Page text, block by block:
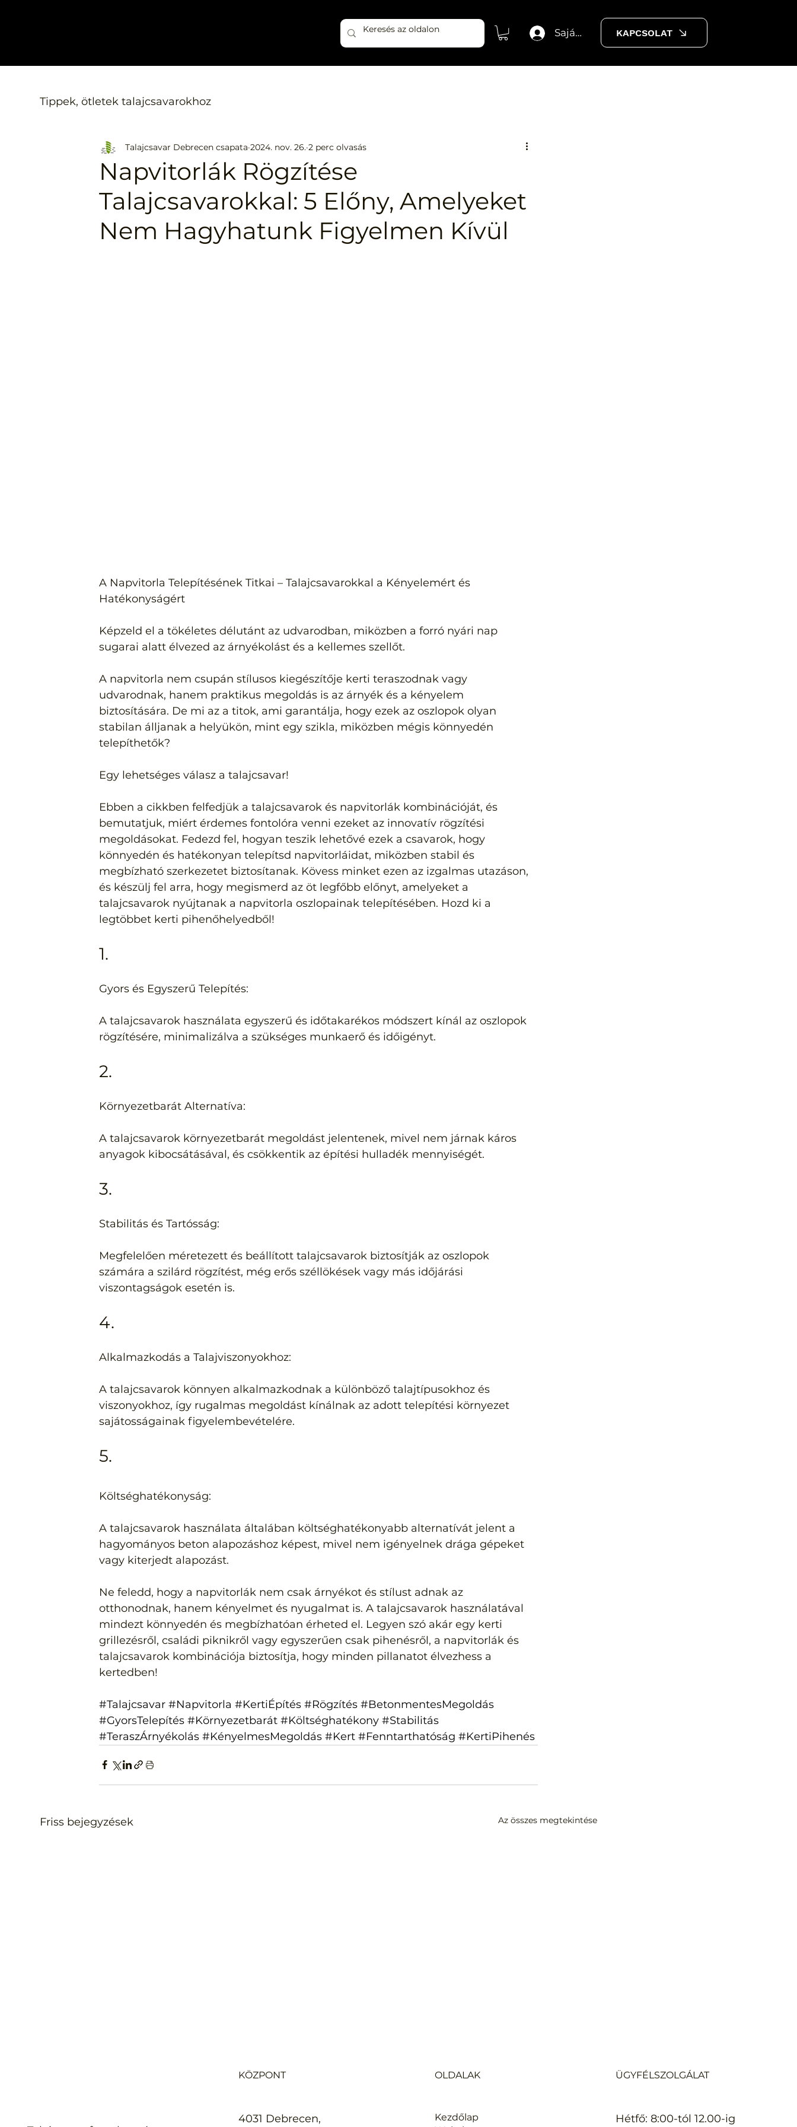
Saját fiók KAPCSOLAT
Tippek, ötletek talajcsavarokhoz
Napvitorlák Rögzítése
Talajcsavarokkal: 5 Előny, Amelyeket
Nem Hagyhatunk Figyelmen Kívül
Talajcsavar Debrecen csapata 2024. nov. 26. 2 perc olvasás
A Napvitorla Telepítésének Titkai – Talajcsavarokkal a Kényelemért és
Hatékonyságért
Képzeld el a tökéletes délutánt az udvarodban, miközben a forró nyári nap
sugarai alatt élvezed az árnyékolást és a kellemes szellőt.
A napvitorla nem csupán stílusos kiegészítője kerti teraszodnak vagy
udvarodnak, hanem praktikus megoldás is az árnyék és a kényelem
biztosítására. De mi az a titok, ami garantálja, hogy ezek az oszlopok olyan
stabilan álljanak a helyükön, mint egy szikla, miközben mégis könnyedén
telepíthetők?
Egy lehetséges válasz a talajcsavar!
Ebben a cikkben felfedjük a talajcsavarok és napvitorlák kombinációját, és
bemutatjuk, miért érdemes fontolóra venni ezeket az innovatív rögzítési
megoldásokat. Fedezd fel, hogyan teszik lehetővé ezek a csavarok, hogy
könnyedén és hatékonyan telepítsd napvitorláidat, miközben stabil és
megbízható szerkezetet biztosítanak. Kövess minket ezen az izgalmas utazáson,
és készülj fel arra, hogy megismerd az öt legfőbb előnyt, amelyeket a
talajcsavarok nyújtanak a napvitorla oszlopainak telepítésében. Hozd ki a
legtöbbet kerti pihenőhelyedből!
1.
Gyors és Egyszerű Telepítés:
A talajcsavarok használata egyszerű és időtakarékos módszert kínál az oszlopok
rögzítésére, minimalizálva a szükséges munkaerő és időigényt.
2.
Környezetbarát Alternatíva:
A talajcsavarok környezetbarát megoldást jelentenek, mivel nem járnak káros
anyagok kibocsátásával, és csökkentik az építési hulladék mennyiségét.
3.
Stabilitás és Tartósság:
Megfelelően méretezett és beállított talajcsavarok biztosítják az oszlopok
számára a szilárd rögzítést, még erős széllökések vagy más időjárási
viszontagságok esetén is.
4.
Alkalmazkodás a Talajviszonyokhoz:
A talajcsavarok könnyen alkalmazkodnak a különböző talajtípusokhoz és
viszonyokhoz, így rugalmas megoldást kínálnak az adott telepítési környezet
sajátosságainak figyelembevételére.
5.
Költséghatékonyság:
A talajcsavarok használata általában költséghatékonyabb alternatívát jelent a
hagyományos beton alapozáshoz képest, mivel nem igényelnek drága gépeket
vagy kiterjedt alapozást.
Ne feledd, hogy a napvitorlák nem csak árnyékot és stílust adnak az
otthonodnak, hanem kényelmet és nyugalmat is. A talajcsavarok használatával
mindezt könnyedén és megbízhatóan érheted el. Legyen szó akár egy kerti
grillezésről, családi piknikről vagy egyszerűen csak pihenésről, a napvitorlák és
talajcsavarok kombinációja biztosítja, hogy minden pillanatot élvezhess a
kertedben!
#Talajcsavar #Napvitorla #KertiÉpítés #Rögzítés #BetonmentesMegoldás
#GyorsTelepítés #Környezetbarát #Költséghatékony #Stabilitás
#TeraszÁrnyékolás #KényelmesMegoldás #Kert #Fenntarthatóság #KertiPihenés
Friss bejegyzések Az összes megtekintése
KÖZPONT
4031 Debrecen,
OLDALAK
Kezdőlap
ÜGYFÉLSZOLGÁLAT
Hétfő: 8:00-tól 12.00-ig